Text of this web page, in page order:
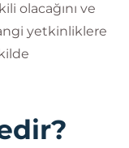
olacağını ve
yetkinliklere